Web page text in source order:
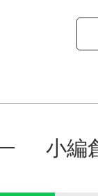
小編